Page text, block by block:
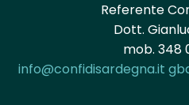
Referente
Dott.
mob. 348
info@confidisardegna.it